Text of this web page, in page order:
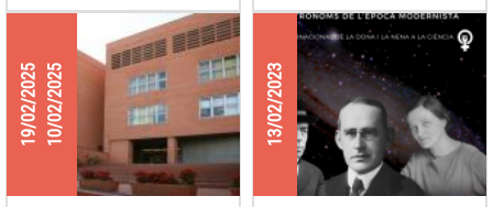
19/02/202510/02/2025 13/02/2023